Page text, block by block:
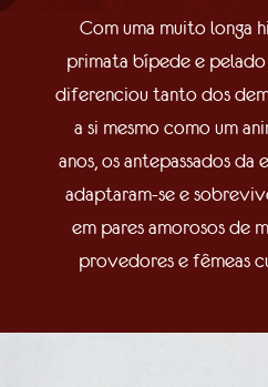
Com uma muito longa
primata bípede e pelado
diferenciou tanto dos
a si mesmo como um
anos, os antepassados
adaptaram-se e
em pares amorosos de
provedores e fêmeas